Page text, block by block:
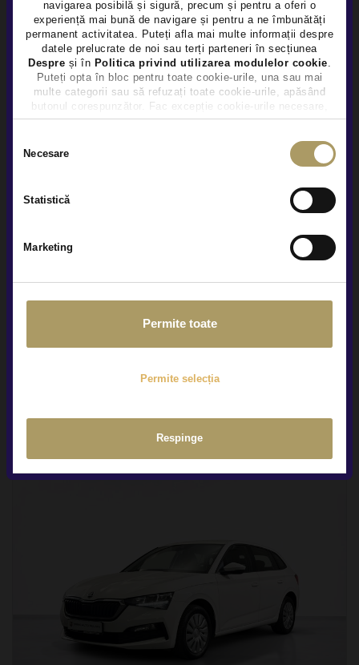
navigarea posibilă și sigură, precum și pentru a oferi o
experiență mai bună de navigare și pentru a ne îmbunătăți
permanent activitatea. Puteți afla mai multe informații despre
datele prelucrate de noi sau terți parteneri în secțiunea
Despre și în Politica privind utilizarea modulelor cookie.
Puteți opta în bloc pentru toate cookie-urile, una sau mai
multe categorii sau să refuzați toate cookie-urile, apăsând
butonul corespunzător. Fac excepție cookie-urile necesare,
care sunt activate automat, conform legislației în vigoare.
Necesare
Statistică
Marketing
Permite toate
Permite selecția
Respinge
14.850 €
TVA INCLUS DEDUCTIBIL
Diesel
94.867Km 2019
Rulat
×